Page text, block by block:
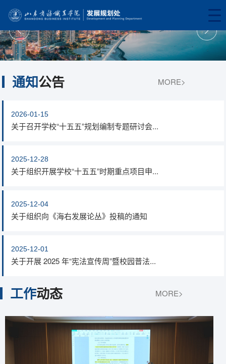
通知公告 MORE>
2026-01-15
关于召开学校“十五五”规划编制专题研讨会...
2025-12-28
关于组织开展学校“十五五”时期重点项目申...
2025-12-04
关于组织向《海右发展论丛》投稿的通知
2025-12-01
关于开展 2025 年“宪法宣传周”暨校园普法...
工作动态 MORE>